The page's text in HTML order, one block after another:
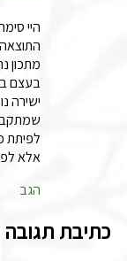
היי
מתכון
בעצם
ישירה
לפיתת
אלא
הגב
כתיבת תגובה